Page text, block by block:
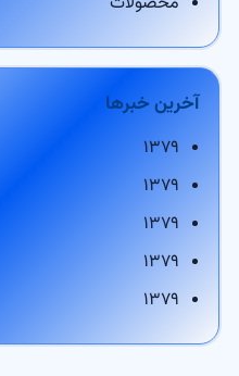
آخرین خبرها
۱۳۷۹
۱۳۷۹
۱۳۷۹
۱۳۷۹
۱۳۷۹